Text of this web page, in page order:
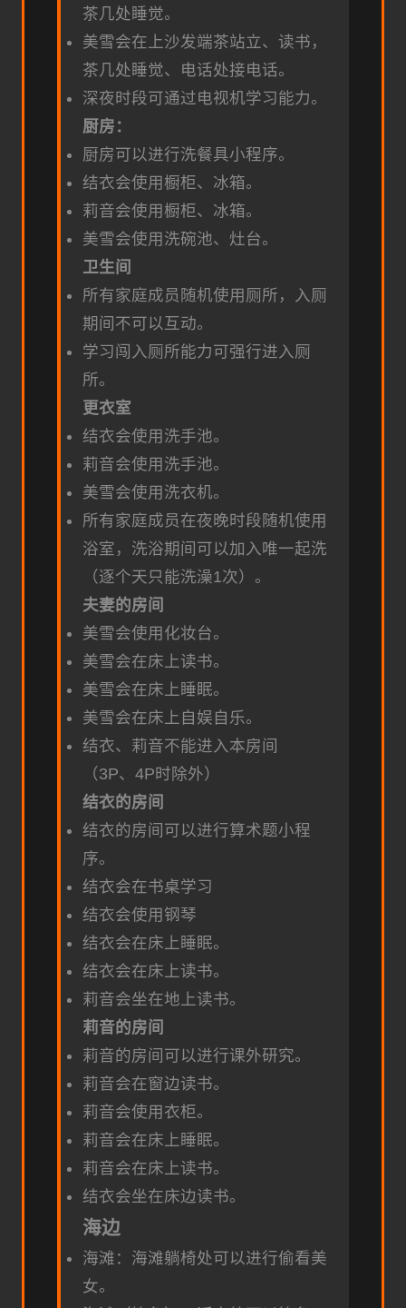
茶几处睡觉。
美雪会在上沙发端茶站立、读书，
茶几处睡觉、电话处接电话。
深夜时段可通过电视机学习能力。
厨房：
厨房可以进行洗餐具小程序。
结衣会使用橱柜、冰箱。
莉音会使用橱柜、冰箱。
美雪会使用洗碗池、灶台。
卫生间
所有家庭成员随机使用厕所，入厕
期间不可以互动。
学习闯入厕所能力可强行进入厕
所。
更衣室
结衣会使用洗手池。
莉音会使用洗手池。
美雪会使用洗衣机。
所有家庭成员在夜晚时段随机使用
浴室，洗浴期间可以加入唯一起洗
（逐个天只能洗澡1次）。
夫妻的房间
美雪会使用化妆台。
美雪会在床上读书。
美雪会在床上睡眠。
美雪会在床上自娱自乐。
结衣、莉音不能进入本房间
（3P、4P时除外）
结衣的房间
结衣的房间可以进行算术题小程
序。
结衣会在书桌学习
结衣会使用钢琴
结衣会在床上睡眠。
结衣会在床上读书。
莉音会坐在地上读书。
莉音的房间
莉音的房间可以进行课外研究。
莉音会在窗边读书。
莉音会使用衣柜。
莉音会在床上睡眠。
莉音会在床上读书。
结衣会坐在床边读书。
海边
海滩：海滩躺椅处可以进行偷看美
女。